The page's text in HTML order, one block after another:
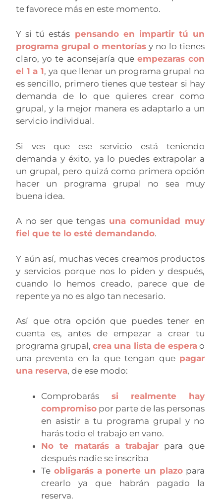
te favorece más en este momento.
Y si tú estás pensando en impartir tú un
programa grupal o mentorías y no lo tienes
claro, yo te aconsejaría que empezaras con
el 1 a 1, ya que llenar un programa grupal no
es sencillo, primero tienes que testear si hay
demanda de lo que quieres crear como
grupal, y la mejor manera es adaptarlo a un
servicio individual.
Si ves que ese servicio está teniendo
demanda y éxito, ya lo puedes extrapolar a
un grupal, pero quizá como primera opción
hacer un programa grupal no sea muy
buena idea.
A no ser que tengas una comunidad muy
fiel que te lo esté demandando.
Y aún así, muchas veces creamos productos
y servicios porque nos lo piden y después,
cuando lo hemos creado, parece que de
repente ya no es algo tan necesario.
Así que otra opción que puedes tener en
cuenta es, antes de empezar a crear tu
programa grupal,crea una lista de esperao
una preventa en la que tengan que pagar
una reserva, de ese modo:
Comprobarás si realmente hay
compromiso por parte de las personas
en asistir a tu programa grupal y no
harás todo el trabajo en vano.
No te matarás a trabajar para que
después nadie se inscriba
Te obligarás a ponerte un plazo para
crearlo ya que habrán pagado la
reserva.